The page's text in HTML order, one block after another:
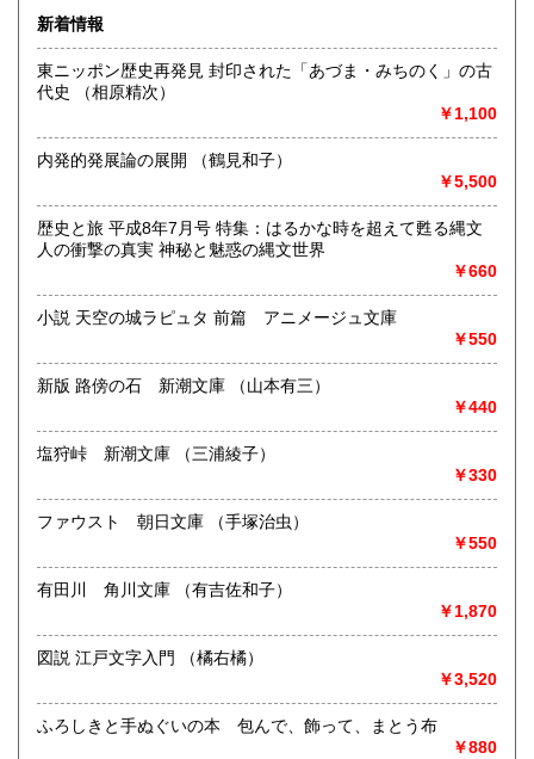
倉庫と店舗に分けて書籍を保管しておりますので、店舗にて
特定の書籍をご覧になりたい場合は、２日前までにご連絡下
さいませ。
沿線名：JR中央本線
最寄駅：JR上諏訪駅
定休日：火・水(定休日はお電話での対応をしていません)
書籍の買取について
店頭への持ち込み、郵送買取(送料着払い)など、買取が出来
ない書籍もございますので、まずはご相談下さい。
取り扱い分野
美術工芸、趣味、外国書、サブカルチャー、古書一般（その
他）
新着情報
東ニッポン歴史再発見 封印された「あづま・みちのく」の古
代史 （相原精次）
￥1,100
内発的発展論の展開 （鶴見和子）
￥5,500
歴史と旅 平成8年7月号 特集：はるかな時を超えて甦る縄文
人の衝撃の真実 神秘と魅惑の縄文世界
￥660
小説 天空の城ラピュタ 前篇 アニメージュ文庫
￥550
新版 路傍の石 新潮文庫 （山本有三）
￥440
塩狩峠 新潮文庫 （三浦綾子）
￥330
ファウスト 朝日文庫 （手塚治虫）
￥550
有田川 角川文庫 （有吉佐和子）
￥1,870
図説 江戸文字入門 （橘右橘）
￥3,520
ふろしきと手ぬぐいの本 包んで、飾って、まとう布
￥880